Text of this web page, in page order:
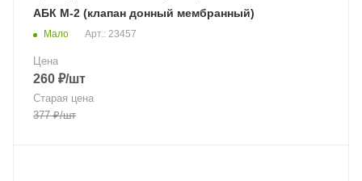
АБК М-2 (клапан донный мембранный)
Мало Арт.: 23457
Цена
260 ₽/шт
Старая цена
377₽/шт